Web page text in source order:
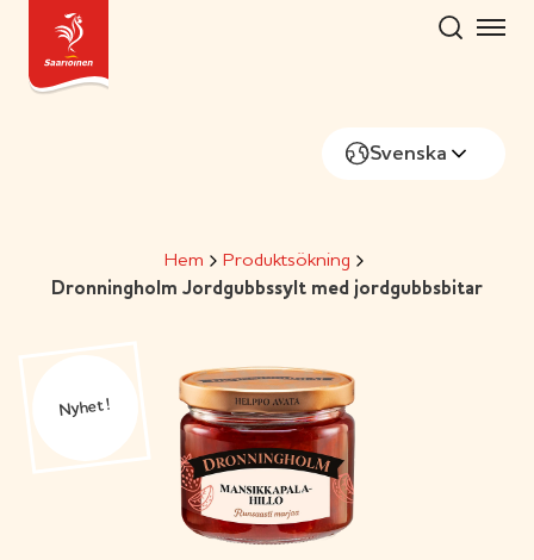
content
Svenska
Hem
Produktsökning
Dronningholm Jordgubbssylt med jordgubbsbitar
Nyhet!